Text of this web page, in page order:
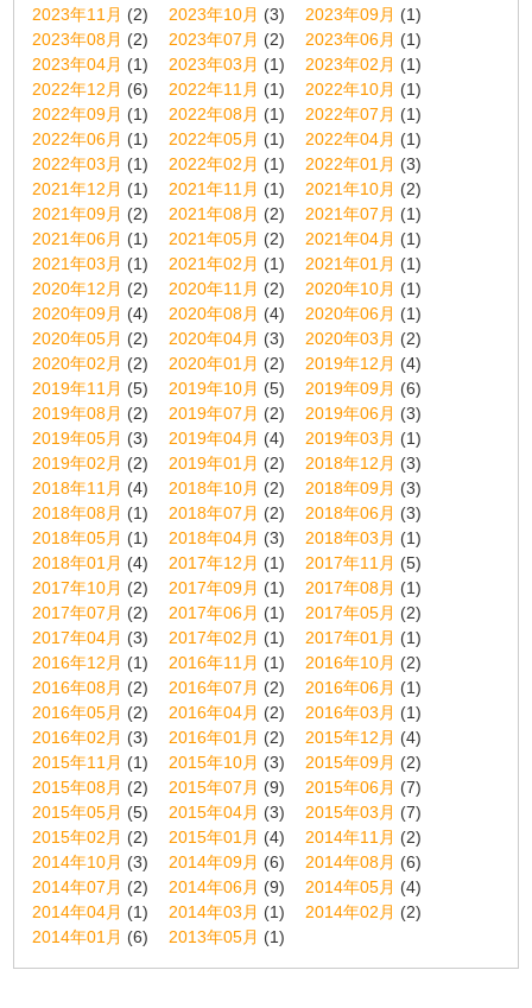
2023年11月 (2) 2023年10月 (3) 2023年09月 (1)
2023年08月 (2) 2023年07月 (2) 2023年06月 (1)
2023年04月 (1) 2023年03月 (1) 2023年02月 (1)
2022年12月 (6) 2022年11月 (1) 2022年10月 (1)
2022年09月 (1) 2022年08月 (1) 2022年07月 (1)
2022年06月 (1) 2022年05月 (1) 2022年04月 (1)
2022年03月 (1) 2022年02月 (1) 2022年01月 (3)
2021年12月 (1) 2021年11月 (1) 2021年10月 (2)
2021年09月 (2) 2021年08月 (2) 2021年07月 (1)
2021年06月 (1) 2021年05月 (2) 2021年04月 (1)
2021年03月 (1) 2021年02月 (1) 2021年01月 (1)
2020年12月 (2) 2020年11月 (2) 2020年10月 (1)
2020年09月 (4) 2020年08月 (4) 2020年06月 (1)
2020年05月 (2) 2020年04月 (3) 2020年03月 (2)
2020年02月 (2) 2020年01月 (2) 2019年12月 (4)
2019年11月 (5) 2019年10月 (5) 2019年09月 (6)
2019年08月 (2) 2019年07月 (2) 2019年06月 (3)
2019年05月 (3) 2019年04月 (4) 2019年03月 (1)
2019年02月 (2) 2019年01月 (2) 2018年12月 (3)
2018年11月 (4) 2018年10月 (2) 2018年09月 (3)
2018年08月 (1) 2018年07月 (2) 2018年06月 (3)
2018年05月 (1) 2018年04月 (3) 2018年03月 (1)
2018年01月 (4) 2017年12月 (1) 2017年11月 (5)
2017年10月 (2) 2017年09月 (1) 2017年08月 (1)
2017年07月 (2) 2017年06月 (1) 2017年05月 (2)
2017年04月 (3) 2017年02月 (1) 2017年01月 (1)
2016年12月 (1) 2016年11月 (1) 2016年10月 (2)
2016年08月 (2) 2016年07月 (2) 2016年06月 (1)
2016年05月 (2) 2016年04月 (2) 2016年03月 (1)
2016年02月 (3) 2016年01月 (2) 2015年12月 (4)
2015年11月 (1) 2015年10月 (3) 2015年09月 (2)
2015年08月 (2) 2015年07月 (9) 2015年06月 (7)
2015年05月 (5) 2015年04月 (3) 2015年03月 (7)
2015年02月 (2) 2015年01月 (4) 2014年11月 (2)
2014年10月 (3) 2014年09月 (6) 2014年08月 (6)
2014年07月 (2) 2014年06月 (9) 2014年05月 (4)
2014年04月 (1) 2014年03月 (1) 2014年02月 (2)
2014年01月 (6) 2013年05月 (1)